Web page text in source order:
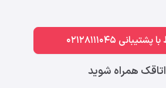
02128111045
اتاقک همراه شوید